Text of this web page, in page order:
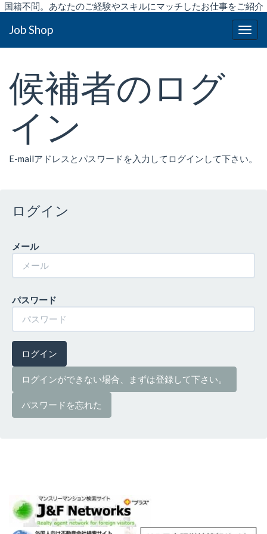
国籍不問。あなたのご経験やスキルにマッチしたお仕事をご紹介
Job Shop
候補者のログ
イン
E-mailアドレスとパスワードを入力してログインして下さい。
ログイン
メール
パスワード
ログイン
ログインができない場合、まずは登録して下さい。
パスワードを忘れた